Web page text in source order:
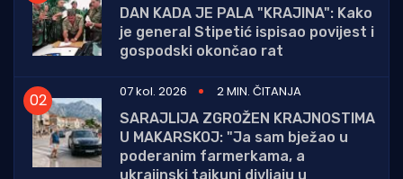
DAN KADA JE PALA "KRAJINA": Kako
je general Stipetić ispisao povijest i
gospodski okončao rat
07 kol. 2026
2 MIN. ČITANJA
SARAJLIJA ZGROŽEN KRAJNOSTIMA
U MAKARSKOJ: "Ja sam bježao u
poderanim farmerkama, a
ukrajinski tajkuni divljaju u